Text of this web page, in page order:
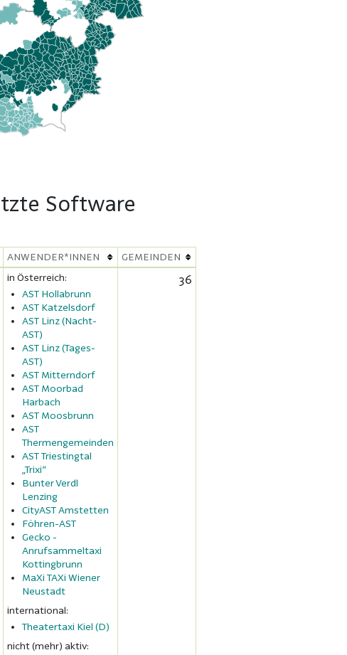
Software
ANWENDER*INNEN GEMEINDEN
in Österreich:
AST Hollabrunn
AST Katzelsdorf
AST Linz (Nacht-
AST)
AST Linz (Tages-
AST)
AST Mitterndorf
AST Moorbad
Harbach
AST Moosbrunn
AST
Thermengemeinden
AST Triestingtal
„Trixi“
Bunter Verdl
Lenzing
CityAST Amstetten
Föhren-AST
Gecko -
Anrufsammeltaxi
Kottingbrunn
MaXi TAXi Wiener
Neustadt
international:
Theatertaxi Kiel (D)
nicht (mehr) aktiv:
36